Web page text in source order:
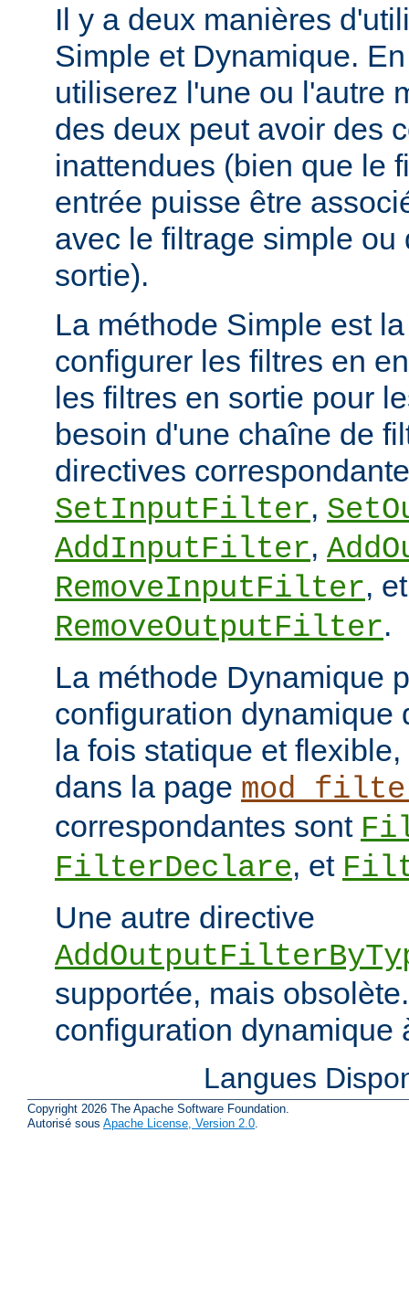
Il y a deux manières
Simple et Dynamique.
utiliserez l'une ou l'autre
des deux peut avoir des
inattendues (bien que le
entrée puisse être
avec le filtrage simple ou
sortie).
La méthode Simple est
configurer les filtres en
les filtres en sortie pour
besoin d'une chaîne de
directives
SetInputFilter,
AddInputFilter,
RemoveInputFilter, et
RemoveOutputFilter.
La méthode Dynamique
configuration dynamique
la fois statique et
dans la page
correspondantes sont
FilterDeclare, et
Une autre directive
supportée, mais
configuration dynamique
Langues
Copyright 2026 The Apache Software Foundation.
Autorisé sous Apache License, Version 2.0.